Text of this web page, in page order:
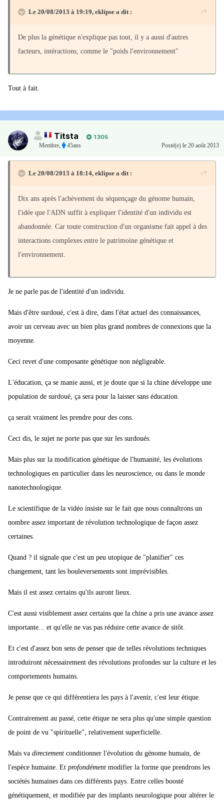
Le 20/08/2013 à 19:19, eklipse a dit :
De plus la génétique n'explique pas tout, il y a aussi d'autres
facteurs, intéractions, comme le "poids l'environnement"
Tout à fait.
Titsta
1 305
Membre, 45ans Posté(e) le 20 août 2013
Le 20/08/2013 à 18:14, eklipse a dit :
Dix ans après l'achèvement du séquençage du génome humain,
l'idée que l'ADN suffit à expliquer l'identité d'un individu est
abandonnée. Car toute construction d'un organisme fait appel à des
interactions complexes entre le patrimoine génétique et
l'environnement.
Je ne parle pas de l'identité d'un individu.
Mais d'être surdoué, c'est à dire, dans l'état actuel des connaissances,
avoir un cerveau avec un bien plus grand nombres de connexions que la
moyenne.
Ceci revet d'une composante génétique non négligeable.
L'éducation, ça se manie aussi, et je doute que si la chine développe une
population de surdoué, ça sera pour la laisser sans éducation.
ça serait vraiment les prendre pour des cons.
Ceci dis, le sujet ne porte pas que sur les surdoués.
Mais plus sur la modification génétique de l'humanité, les évolutions
technologiques en particulier dans les neuroscience, ou dans le monde
nanotechnologique.
Le scientifique de la vidéo insiste sur le fait que nous connaîtrons un
nombre assez important de révolution technologique de façon assez
certaines.
Quand ? il signale que c'est un peu utopique de "planifier" ces
changement, tant les bouleversements sont imprévisibles.
Mais il est assez certains qu'ils auront lieux.
C'est aussi visiblement assez certains que la chine a pris une avance assez
importante... et qu'elle ne vas pas réduire cette avance de sitôt.
Et c'est d'assez bon sens de penser que de telles révolutions techniques
introduiront nécessairement des révolutions profondes sur la culture et les
comportements humains.
Je pense que ce qui différentiera les pays à l'avenir, c'est leur étique.
Contrairement au passé, cette étique ne sera plus qu'une simple question
de point de vu "spirituelle", relativement superficielle.
Mais va directement conditionner l'évolution du génome humain, de
l'espèce humaine. Et profondément modifier la forme que prendrons les
sociétés humaines dans ces différents pays. Entre celles boosté
génétiquement, et modifiée par des implants neurologique pour altérer le